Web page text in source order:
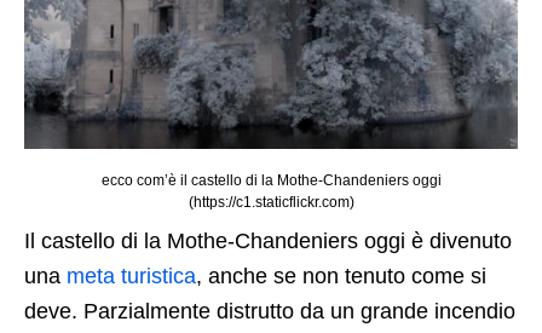
ecco com’è il castello di la Mothe-Chandeniers oggi
(https://c1.staticflickr.com)
Il castello di la Mothe-Chandeniers oggi è divenuto
una meta turistica, anche se non tenuto come si
deve. Parzialmente distrutto da un grande incendio